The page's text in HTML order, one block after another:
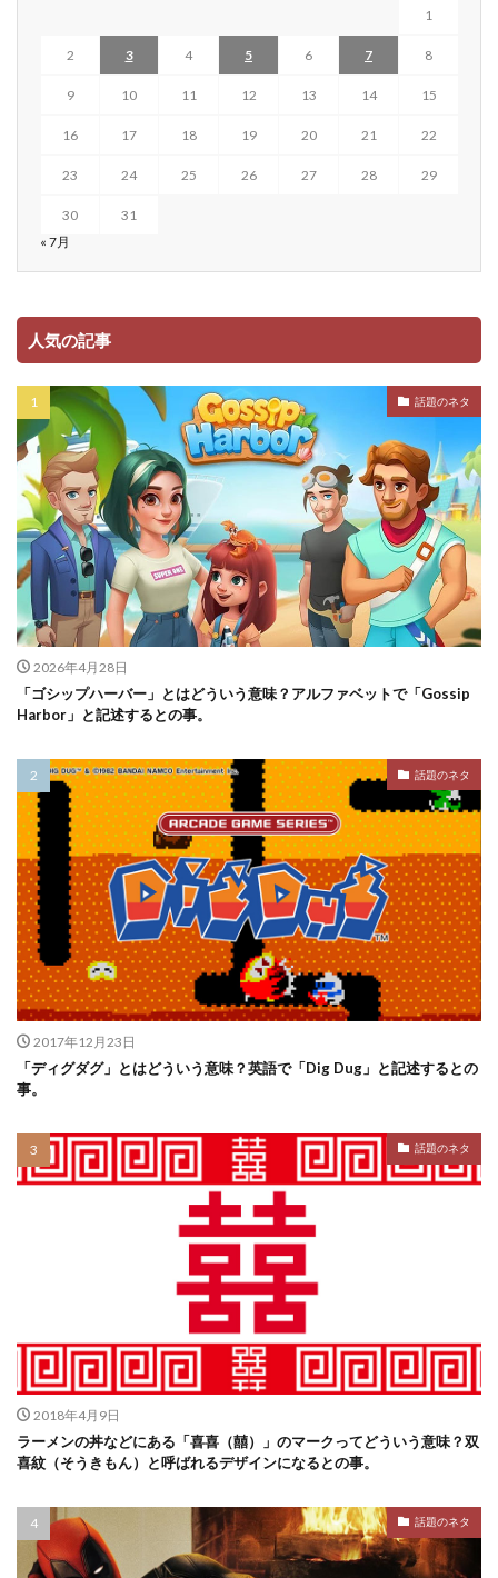
1
2 3 4 5 6 7 8
9 10 11 12 13 14 15
16 17 18 19 20 21 22
23 24 25 26 27 28 29
30
31
« 7月
人気の記事
話題のネタ
2026年4月28日
「ゴシップハーバー」とはどういう意味？アルファベットで「Gossip
Harbor」と記述するとの事。
話題のネタ
2017年12月23日
「ディグダグ」とはどういう意味？英語で「Dig Dug」と記述するとの
事。
話題のネタ
2018年4月9日
ラーメンの丼などにある「喜喜（囍）」のマークってどういう意味？双
喜紋（そうきもん）と呼ばれるデザインになるとの事。
話題のネタ